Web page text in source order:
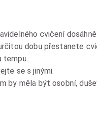
cvičení
dobu přestanete
tempu.
se s jinými.
by měla být osobní,